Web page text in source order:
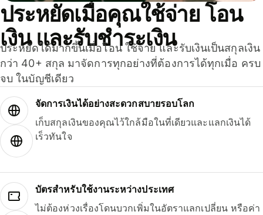
ประหยัดเมื่อคุณใช้จ่าย โอน
เงิน และรับชำระเงิน
ประหยัดได้มากขึ้นเมื่อโอน ใช้จ่าย และรับเงินเป็นสกุลเงิน
กว่า 40+ สกุล มาจัดการทุกอย่างที่ต้องการได้ทุกเมื่อ ครบ
จบ ในบัญชีเดียว
จัดการเงินได้อย่างสะดวกสบายรอบโลก
เก็บสกุลเงินของคุณไว้ใกล้มือในที่เดียวและแลกเงินได้
เร็วทันใจ
บัตรสำหรับใช้งานระหว่างประเทศ
ไม่ต้องห่วงเรื่องโดนบวกเพิ่มในอัตราแลกเปลี่ยน หรือค่า